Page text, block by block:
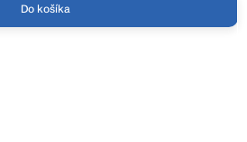
Do košíka